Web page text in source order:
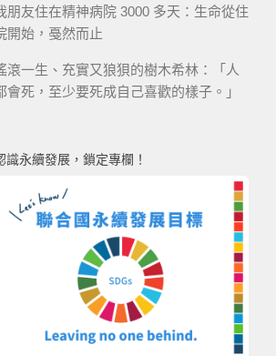
朋友住在精神病院 3000 多天：生命從住
開始，戞然而止
滾一生、充實又狼狽的樹木希林：「人
會死，至少要死成自己喜歡的樣子。」
識永續發展，鎖定專欄！